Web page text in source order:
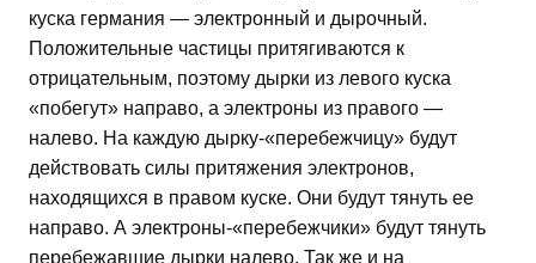
куска германия — электронный и дырочный.
Положительные частицы притягиваются к
отрицательным, поэтому дырки из левого куска
«побегут» направо, а электроны из правого —
налево. На каждую дырку-«перебежчицу» будут
действовать силы притяжения электронов,
находящихся в правом куске. Они будут тянуть ее
направо. А электроны-«перебежчики» будут тянуть
перебежавшие дырки налево. Так же и на